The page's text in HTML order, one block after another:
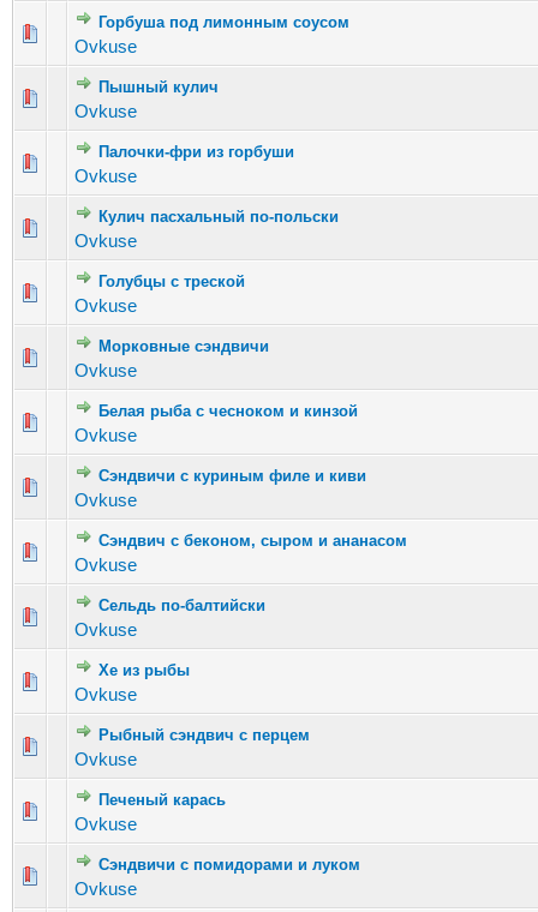
Горбуша под лимонным соусом
Ovkuse
Голосов: 6 - Средняя оценка: 2.33 из 5
1 2345
Пышный кулич
Ovkuse
Голосов: 4 - Средняя оценка: 1.75 из 5
12 3
Палочки-фри из горбуши
Ovkuse
Голосов: 2 - Средняя оценка: 1.5 из 5
12 34 5
Кулич пасхальный по-польски
Ovkuse
Голосов: 5 - Средняя оценка: 2 из 5
12345
Голубцы с треской
Ovkuse
Голосов: 6 - Средняя оценка: 3.17 из 5
12345
Морковные сэндвичи
Ovkuse
Голосов: 3 - Средняя оценка: 1.67 из 5
12345
Белая рыба с чесноком и кинзой
Ovkuse
Голосов: 2 - Средняя оценка: 2 из 5
12 345
Сэндвичи с куриным филе и киви
Ovkuse
Голосов: 5 - Средняя оценка: 2.8 из 5
12 345
Сэндвич с беконом, сыром и ананасом
Ovkuse
Голосов: 2 - Средняя оценка: 2.5 из 5
12345
Сельдь по-балтийски
Ovkuse
Голосов: 2 - Средняя оценка: 2 из 5
123 45
Хе из рыбы
Ovkuse
Голосов: 8 - Средняя оценка: 3.13 из 5
1
Рыбный сэндвич с перцем
Ovkuse
Голосов: 6 - Средняя оценка: 2.17 из 5
1234 5
Печеный карась
Ovkuse
Голосов: 3 - Средняя оценка: 3.33 из 5
1234
Сэндвичи с помидорами и луком
Ovkuse
Голосов: 4 - Средняя оценка: 2.75 из 5
12345